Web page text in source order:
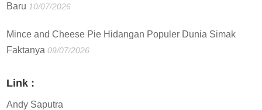
Baru 10/07/2026
Mince and Cheese Pie Hidangan Populer Dunia Simak
Faktanya 09/07/2026
Link :
Andy Saputra